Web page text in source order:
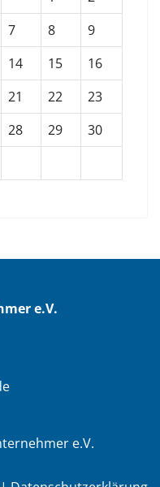
7 8
9
14 15
16
21 22
23
28 29
30
e.V.
e.V.